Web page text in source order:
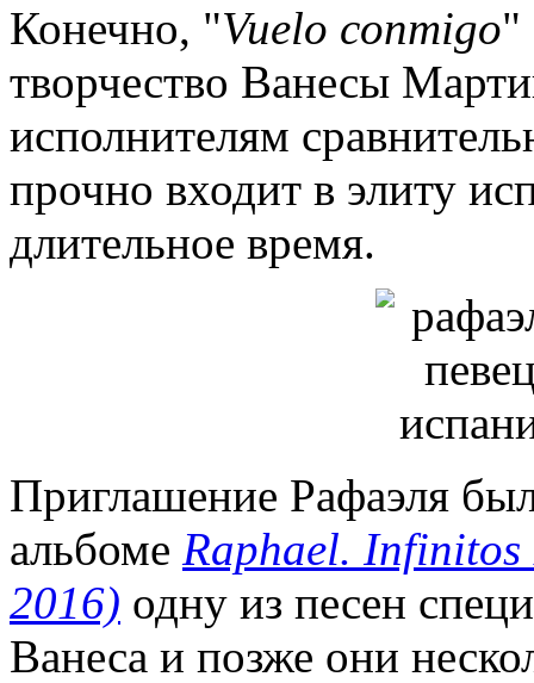
Конечно, "Vuelo conmigo"
творчество Ванесы
исполнителям
прочно входит в элиту
длительное время.
Приглашение Рафаэля
альбоме Raphael. Infinitos
2016) одну из песен
Ванеса и позже они